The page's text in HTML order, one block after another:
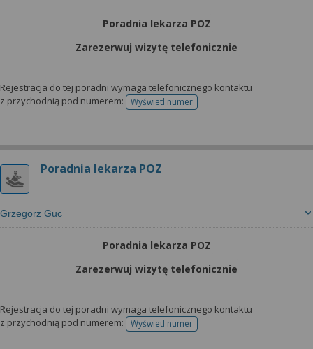
Poradnia lekarza POZ
Zarezerwuj wizytę telefonicznie
Rejestracja do tej poradni wymaga telefonicznego kontaktu
z przychodnią pod numerem:
Wyświetl numertelefonu do rejestracji
Poradnia lekarza POZ
Grzegorz Guc
Poradnia lekarza POZ
Zarezerwuj wizytę telefonicznie
Rejestracja do tej poradni wymaga telefonicznego kontaktu
z przychodnią pod numerem:
Wyświetl numertelefonu do rejestracji